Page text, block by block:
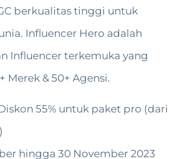
berkualitas tinggi untuk
Influencer Hero adalah
Influencer terkemuka yang
Merek & 50+ Agensi.
55% untuk paket pro (dari
hingga 30 November 2023